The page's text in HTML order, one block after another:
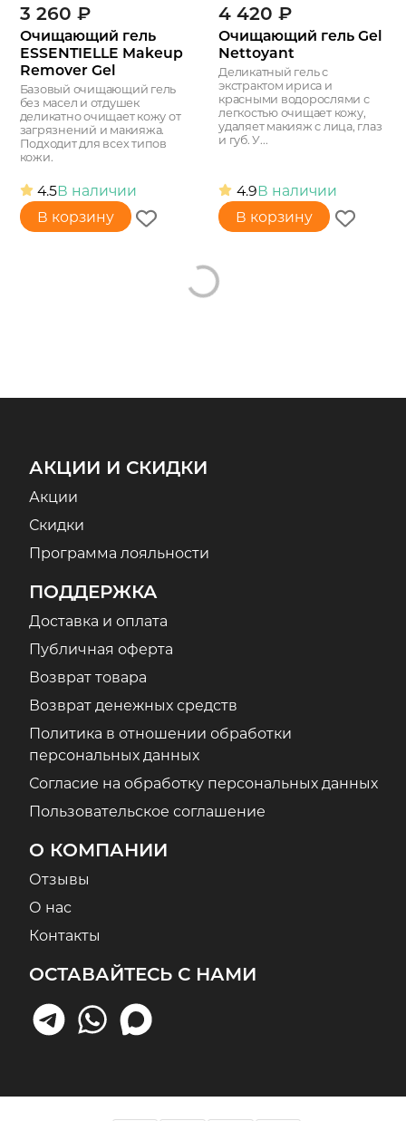
3 260 ₽
Очищающий гель
ESSENTIELLE Makeup
Remover Gel
Базовый очищающий гель
без масел и отдушек
деликатно очищает кожу от
загрязнений и макияжа.
Подходит для всех типов
кожи.
4.5В наличии
В корзину
4 420 ₽
Очищающий гель Gel
Nettoyant
Деликатный гель с
экстрактом ириса и
красными водорослями с
легкостью очищает кожу,
удаляет макияж с лица, глаз
и губ. У...
4.9В наличии
В корзину
Loading...
АКЦИИ И СКИДКИ
Акции
Скидки
Программа лояльности
ПОДДЕРЖКА
Доставка и оплата
Публичная оферта
Возврат товара
Возврат денежных средств
Политика в отношении обработки
персональных данных
Согласие на обработку персональных данных
Пользовательское соглашение
О КОМПАНИИ
Отзывы
О нас
Контакты
ОСТАВАЙТЕСЬ С НАМИ